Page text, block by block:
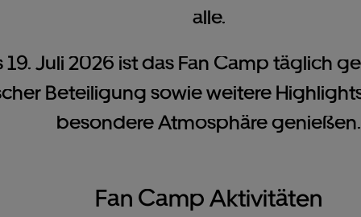
alle.
19. Juli 2026 ist das Fan Camp täglich
Beteiligung sowie weitere
besondere Atmosphäre genießen.
Fan Camp Aktivitäten